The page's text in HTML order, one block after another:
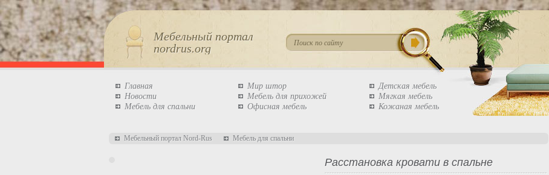
Мебельный портал
nordrus.org
Главная
Новости
Мебель для спальни
Мир штор
Мебель для прихожей
Офисная мебель
Детская мебель
Мягкая мебель
Кожаная мебель
Мебельный портал Nord-Rus Мебель для спальни
Расстановка кровати в спальне